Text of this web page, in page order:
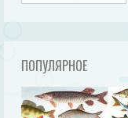
ПОПУЛЯРНОЕ